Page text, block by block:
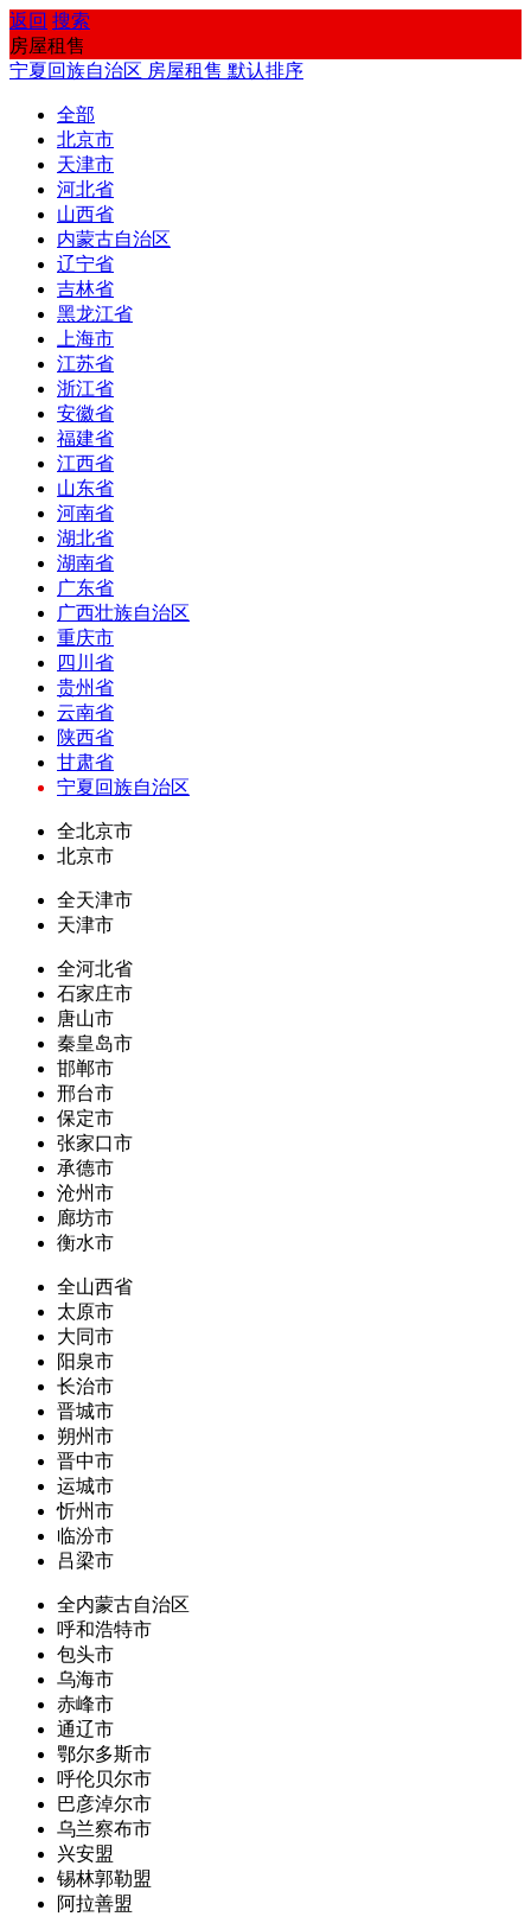
返回 搜索
房屋租售
宁夏回族自治区 房屋租售 默认排序
全部
北京市
天津市
河北省
山西省
内蒙古自治区
辽宁省
吉林省
黑龙江省
上海市
江苏省
浙江省
安徽省
福建省
江西省
山东省
河南省
湖北省
湖南省
广东省
广西壮族自治区
重庆市
四川省
贵州省
云南省
陕西省
甘肃省
宁夏回族自治区
全北京市
北京市
全天津市
天津市
全河北省
石家庄市
唐山市
秦皇岛市
邯郸市
邢台市
保定市
张家口市
承德市
沧州市
廊坊市
衡水市
全山西省
太原市
大同市
阳泉市
长治市
晋城市
朔州市
晋中市
运城市
忻州市
临汾市
吕梁市
全内蒙古自治区
呼和浩特市
包头市
乌海市
赤峰市
通辽市
鄂尔多斯市
呼伦贝尔市
巴彦淖尔市
乌兰察布市
兴安盟
锡林郭勒盟
阿拉善盟